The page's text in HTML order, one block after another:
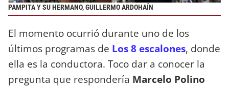
PAMPITA Y SU HERMANO, GUILLERMO ARDOHAÍN
El momento ocurrió durante uno de los
últimos programas de Los 8 escalones, donde
ella es la conductora. Toco dar a conocer la
pregunta que respondería Marcelo Polino